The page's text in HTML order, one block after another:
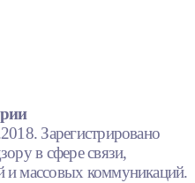
Зарегистрировано
в сфере связи,
массовых коммуникаций.